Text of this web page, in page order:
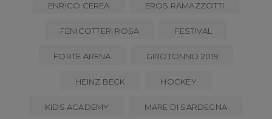
ENRICO CEREA EROS RAMAZZOTTI
FENICOTTERI ROSA FESTIVAL
FORTE ARENA GIROTONNO 2019
HEINZ BECK HOCKEY
KIDS ACADEMY MARE DI SARDEGNA